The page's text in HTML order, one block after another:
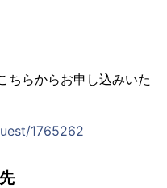
ちらからお申し込みいた
1765262